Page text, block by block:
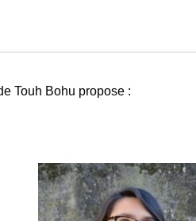
Touh Bohu propose :